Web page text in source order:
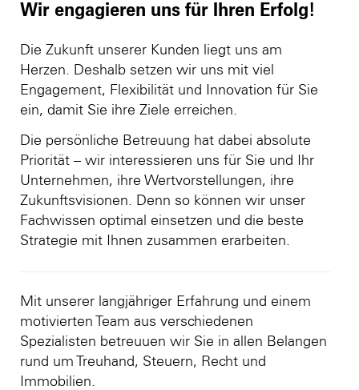
Wir engagieren uns für Ihren Erfolg!
Die Zukunft unserer Kunden liegt uns am
Herzen. Deshalb setzen wir uns mit viel
Engagement, Flexibilität und Innovation für Sie
ein, damit Sie ihre Ziele erreichen.
Die persönliche Betreuung hat dabei absolute
Priorität – wir interessieren uns für Sie und Ihr
Unternehmen, ihre Wertvorstellungen, ihre
Zukunftsvisionen. Denn so können wir unser
Fachwissen optimal einsetzen und die beste
Strategie mit Ihnen zusammen erarbeiten.
Mit unserer langjähriger Erfahrung und einem
motivierten Team aus verschiedenen
Spezialisten betreuuen wir Sie in allen Belangen
rund um Treuhand, Steuern, Recht und
Immobilien.